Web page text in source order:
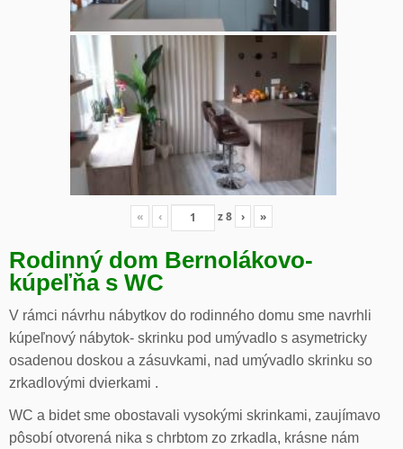
« ‹ z8 › »
Rodinný dom Bernolákovo-
kúpeľňa s WC
V rámci návrhu nábytkov do rodinného domu sme navrhli
kúpeľnový nábytok- skrinku pod umývadlo s asymetricky
osadenou doskou a zásuvkami, nad umývadlo skrinku so
zrkadlovými dvierkami .
WC a bidet sme obostavali vysokými skrinkami, zaujímavo
pôsobí otvorená nika s chrbtom zo zrkadla, krásne nám